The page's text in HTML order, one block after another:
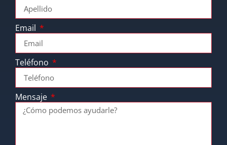
Email
Teléfono
Mensaje